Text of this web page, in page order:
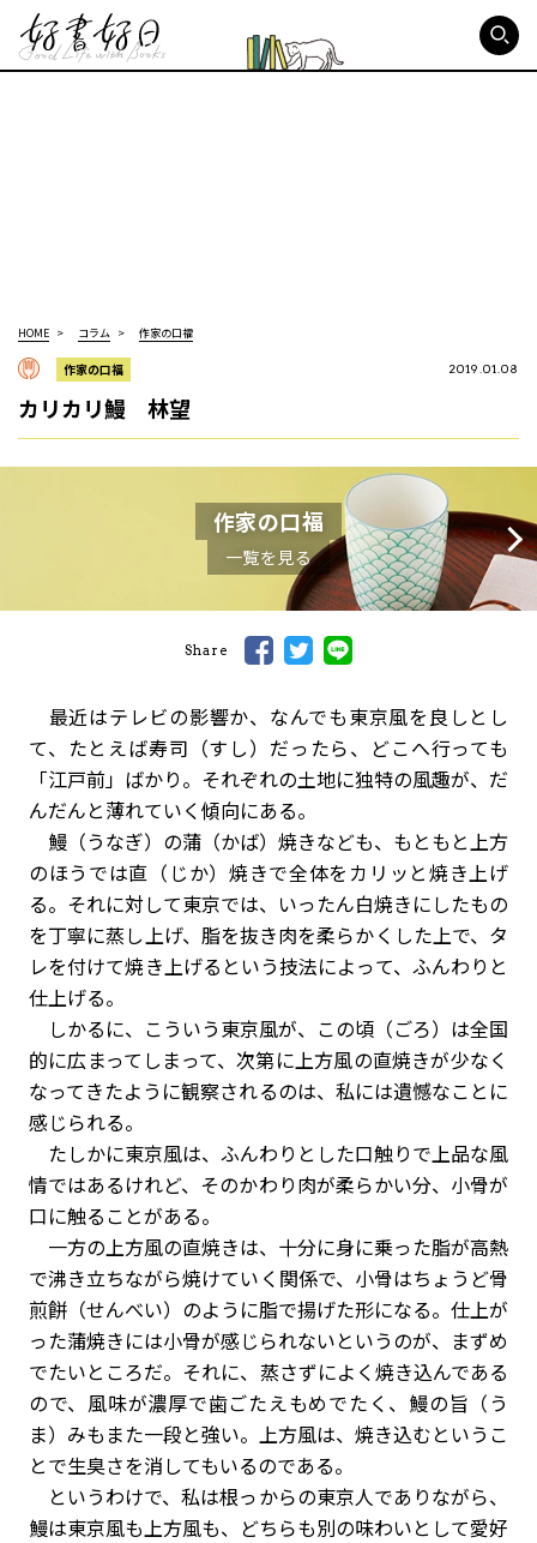
HOME コラム 作家の口福
作家の口福 2019.01.08
カリカリ鰻 林望
作家の口福
一覧を見る
Share
最近はテレビの影響か、なんでも東京風を良しとし
て、たとえば寿司（すし）だったら、どこへ行っても
「江戸前」ばかり。それぞれの土地に独特の風趣が、だ
んだんと薄れていく傾向にある。
鰻（うなぎ）の蒲（かば）焼きなども、もともと上方
のほうでは直（じか）焼きで全体をカリッと焼き上げ
る。それに対して東京では、いったん白焼きにしたもの
を丁寧に蒸し上げ、脂を抜き肉を柔らかくした上で、タ
レを付けて焼き上げるという技法によって、ふんわりと
仕上げる。
しかるに、こういう東京風が、この頃（ごろ）は全国
的に広まってしまって、次第に上方風の直焼きが少なく
なってきたように観察されるのは、私には遺憾なことに
感じられる。
たしかに東京風は、ふんわりとした口触りで上品な風
情ではあるけれど、そのかわり肉が柔らかい分、小骨が
口に触ることがある。
一方の上方風の直焼きは、十分に身に乗った脂が高熱
で沸き立ちながら焼けていく関係で、小骨はちょうど骨
煎餅（せんべい）のように脂で揚げた形になる。仕上が
った蒲焼きには小骨が感じられないというのが、まずめ
でたいところだ。それに、蒸さずによく焼き込んである
ので、風味が濃厚で歯ごたえもめでたく、鰻の旨（う
ま）みもまた一段と強い。上方風は、焼き込むというこ
とで生臭さを消してもいるのである。
というわけで、私は根っからの東京人でありながら、
鰻は東京風も上方風も、どちらも別の味わいとして愛好